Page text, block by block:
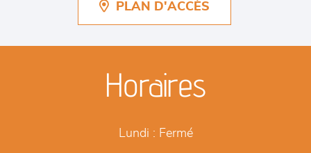
PLAN D'ACCÈS
Horaires
Lundi : Fermé